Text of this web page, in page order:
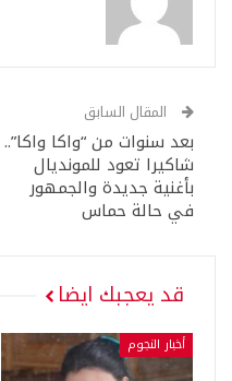
المقال السابق
بعد سنوات من “واكا واكا”..
شاكيرا تعود للمونديال
بأغنية جديدة والجمهور
في حالة حماس
قد يعجبك ايضا
أخبار النجوم